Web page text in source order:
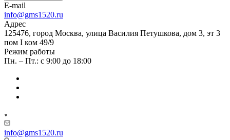
E-mail
info@gms1520.ru
Адрес
125476, город Москва, улица Василия Петушкова, дом 3, эт 3
пом I ком 49/9
Режим работы
Пн. – Пт.: с 9:00 до 18:00
info@gms1520.ru